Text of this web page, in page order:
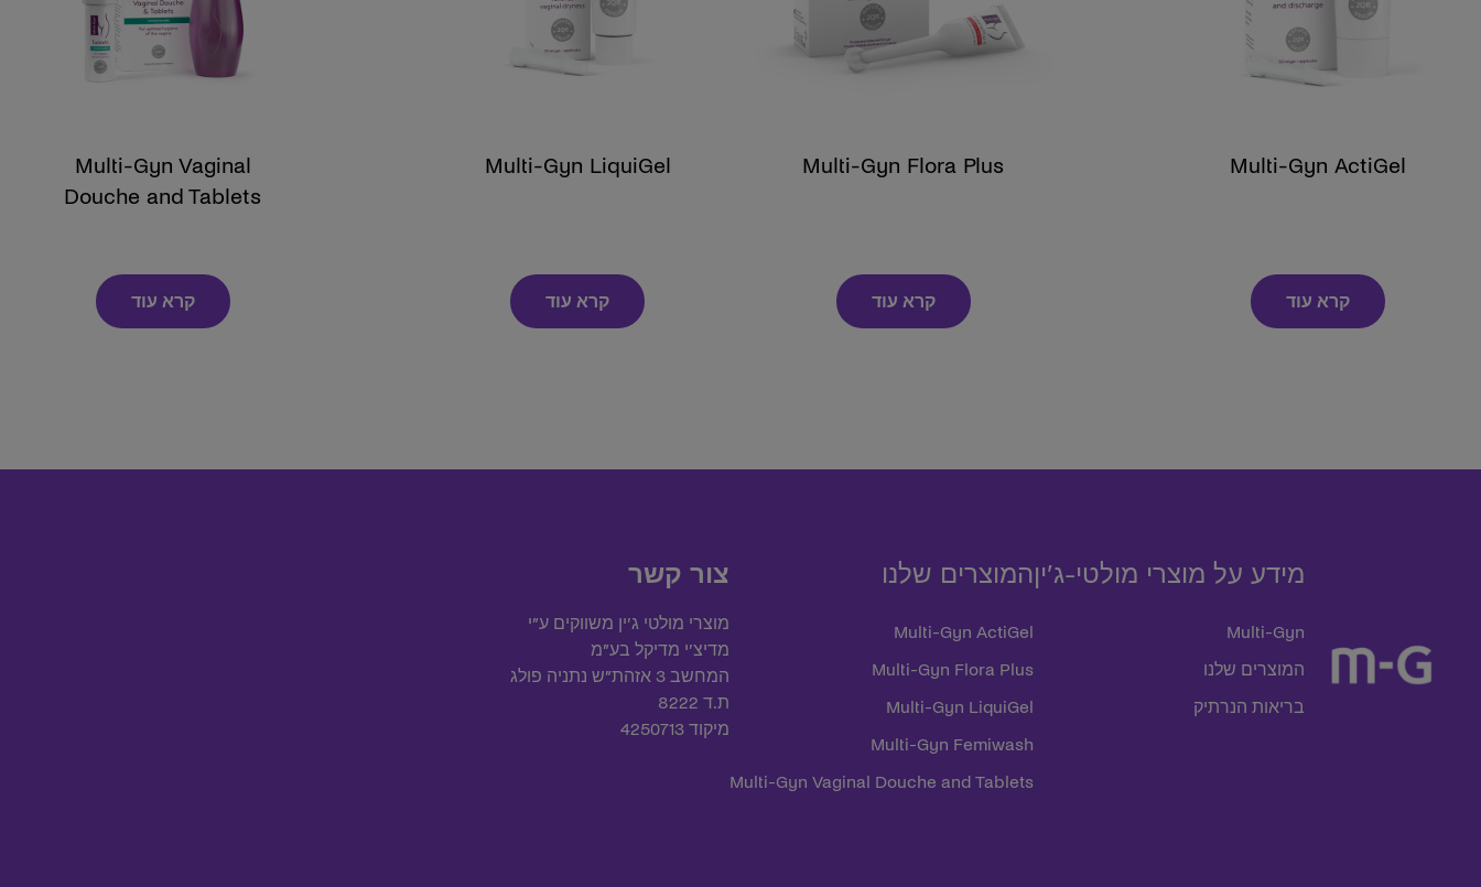
Multi-Gyn ActiGel
קרא עוד
Multi-Gyn Flora Plus
קרא עוד
Multi-Gyn LiquiGel
קרא עוד
Multi-Gyn Vaginal
Douche and Tablets
קרא עוד
מידע על מוצרי מולטי-ג’ין
Multi-Gyn
המוצרים שלנו
בריאות הנרתיק
המוצרים שלנו
Multi-Gyn ActiGel
Multi-Gyn Flora Plus
Multi-Gyn LiquiGel
Multi-Gyn Femiwash
Multi-Gyn Vaginal Douche and Tablets
צור קשר
מוצרי מולטי ג’ין משווקים ע”י
מדיצ’י מדיקל בע”מ
המחשב 3 אזהת”ש נתניה פולג
ת.ד 8222
מיקוד 4250713